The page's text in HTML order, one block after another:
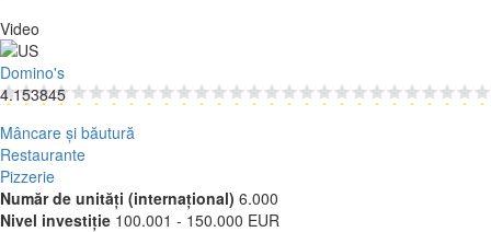
Video
Domino's
4.153845
Mâncare și băutură
Restaurante
Pizzerie
Număr de unități (internațional) 6.000
Nivel investiție 100.001 - 150.000 EUR